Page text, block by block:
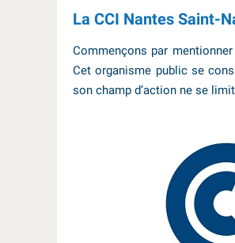
La CCI Nantes Saint-
Commençons par
Cet organisme public se
son champ d’action ne se